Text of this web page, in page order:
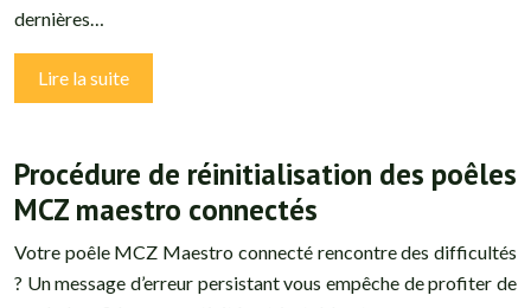
dernières…
Lire la suite
Procédure de réinitialisation des poêles
MCZ maestro connectés
Votre poêle MCZ Maestro connecté rencontre des difficultés
? Un message d’erreur persistant vous empêche de profiter de